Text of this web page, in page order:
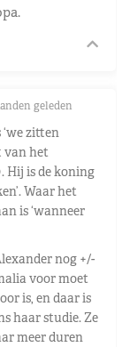
geleden
zitten
van het
Hij is de koning
Waar het
is ‘wanneer
nog +/-
voor moet
is, en daar is
haar studie. Ze
meer duren